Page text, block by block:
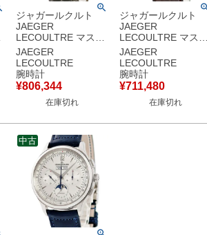
ジャガールクルト
JAEGER
LECOULTRE マスタ
ー ジオグラフィーク
Q1428420 142.8.92
リザーブドマルシェ
ワールドタイム メン
ズ 腕時計自動巻き シ
ルバー 【中古】
JAEGER
LECOULTRE
腕時計
¥806,344
在庫切れ
ジャガールクルト
JAEGER
LECOULTRE マスタ
ー ホームタイム
Q1628420
147.8.05.S デュアル
タイム スモールセコ
ンド メンズ 腕時計自
動巻き シルバー 【中
JAEGER
LECOULTRE
腕時計
¥711,480
在庫切れ
中古